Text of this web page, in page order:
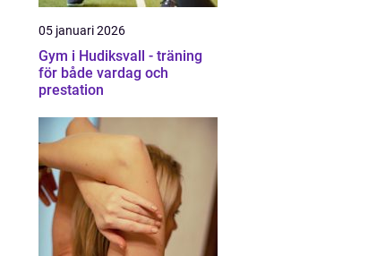
05 januari 2026
Gym i Hudiksvall - träning
för både vardag och
prestation